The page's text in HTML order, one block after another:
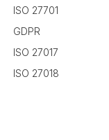
ISO 27701
GDPR
ISO 27017
ISO 27018